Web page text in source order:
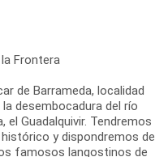
Frontera
de Barrameda, localidad
desembocadura del río
Guadalquivir. Tendremos
y dispondremos de
famosos langostinos de